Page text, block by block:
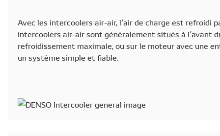
Avec les intercoolers air-air, l’air de charge est refroidi
intercoolers air-air sont généralement situés à l’avant
refroidissement maximale, ou sur le moteur avec une
un système simple et fiable.